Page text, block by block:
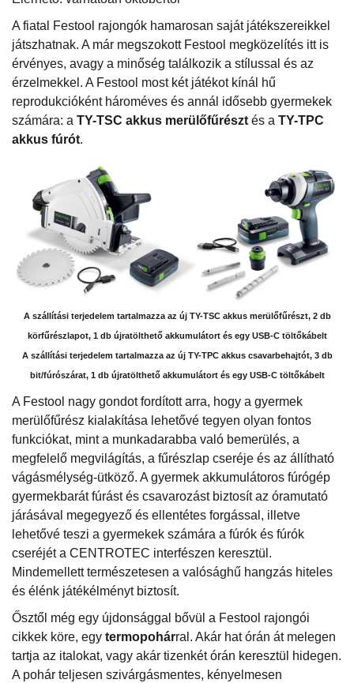
A fiatal Festool rajongók hamarosan saját játékszereikkel
játszhatnak. A már megszokott Festool megközelítés itt is
érvényes, avagy a minőség találkozik a stílussal és az
érzelmekkel. A Festool most két játékot kínál hű
reprodukcióként hároméves és annál idősebb gyermekek
számára: a TY-TSC akkus merülőfűrészt és a TY-TPC
akkus fúrót.
A szállítási terjedelem tartalmazza az új TY-TSC akkus merülőfűrészt, 2 db
körfűrészlapot, 1 db újratölthető akkumulátort és egy USB-C töltőkábelt
A szállítási terjedelem tartalmazza az új TY-TPC akkus csavarbehajtót, 3 db
bit/fúrószárat, 1 db újratölthető akkumulátort és egy USB-C töltőkábelt
A Festool nagy gondot fordított arra, hogy a gyermek
merülőfűrész kialakítása lehetővé tegyen olyan fontos
funkciókat, mint a munkadarabba való bemerülés, a
megfelelő megvilágítás, a fűrészlap cseréje és az állítható
vágásmélység-ütköző. A gyermek akkumulátoros fúrógép
gyermekbarát fúrást és csavarozást biztosít az óramutató
járásával megegyező és ellentétes forgással, illetve
lehetővé teszi a gyermekek számára a fúrók és fúrók
cseréjét a CENTROTEC interfészen keresztül.
Mindemellett természetesen a valósághű hangzás hiteles
és élénk játékélményt biztosít.
Ősztől még egy újdonsággal bővül a Festool rajongói
cikkek köre, egy termopohárral. Akár hat órán át melegen
tartja az italokat, vagy akár tizenkét órán keresztül hidegen.
A pohár teljesen szivárgásmentes, kényelmesen